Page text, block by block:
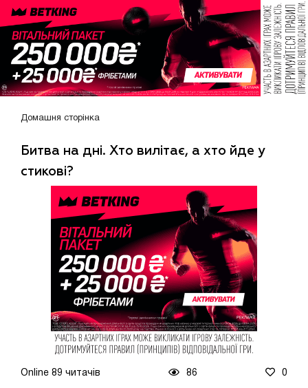
Домашня сторінка
Битва на дні. Хто вилітає, а хто йде у
стикові?
Online 89 читачів 86 0